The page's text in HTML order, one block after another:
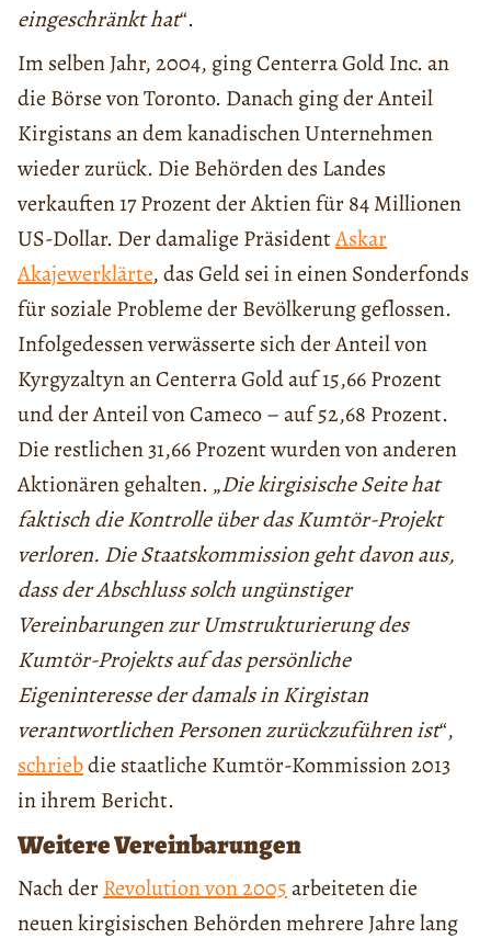
eingeschränkt hat“.
Im selben Jahr, 2004, ging Centerra Gold Inc. an
die Börse von Toronto. Danach ging der Anteil
Kirgistans an dem kanadischen Unternehmen
wieder zurück. Die Behörden des Landes
verkauften 17 Prozent der Aktien für 84 Millionen
US-Dollar. Der damalige PräsidentAskar
Akajewerklärte, das Geld sei in einen Sonderfonds
für soziale Probleme der Bevölkerung geflossen.
Infolgedessen verwässerte sich der Anteil von
Kyrgyzaltyn an Centerra Gold auf 15,66 Prozent
und der Anteil von Cameco – auf 52,68 Prozent.
Die restlichen 31,66 Prozent wurden von anderen
Aktionären gehalten. „Die kirgisische Seite hat
faktisch die Kontrolle über das Kumtör-Projekt
verloren. Die Staatskommission geht davon aus,
dass der Abschluss solch ungünstiger
Vereinbarungen zur Umstrukturierung des
Kumtör-Projekts auf das persönliche
Eigeninteresse der damals in Kirgistan
verantwortlichen Personen zurückzuführen ist“,
schriebdie staatliche Kumtör-Kommission 2013
in ihrem Bericht.
Weitere Vereinbarungen
Nach derRevolution von 2005arbeiteten die
neuen kirgisischen Behörden mehrere Jahre lang